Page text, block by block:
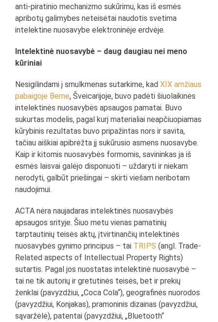
anti-piratinio mechanizmo sukūrimu, kas iš esmės
apribotų galimybes neteisėtai naudotis svetima
intelektine nuosavybe elektroninėje erdvėje.
Intelektinė nuosavybė – daug daugiau nei meno
kūriniai
Nesigilindami į smulkmenas sutarkime, kadXIX amžiaus
pabaigoje Berne, Šveicarijoje, buvo padėti šiuolaikinės
intelektinės nuosavybės apsaugos pamatai. Buvo
sukurtas modelis, pagal kurį materialiai neapčiuopiamas
kūrybinis rezultatas buvo pripažintas nors ir savita,
tačiau aiškiai apibrėžta jį sukūrusio asmens nuosavybe.
Kaip ir kitomis nuosavybės formomis, savininkas ja iš
esmės laisvai galėjo disponuoti – uždaryti ir niekam
nerodyti, galbūt priešingai – skirti viešam neribotam
naudojimui.
ACTA nėra naujadaras intelektinės nuosavybės
apsaugos srityje. Šiuo metu vienas pamatinių
tarptautinių teisės aktų, įtvirtinančių intelektinės
nuosavybės gynimo principus – tai TRIPS (angl. Trade-
Related aspects of Intellectual Property Rights)
sutartis. Pagal jos nuostatas intelektinė nuosavybė –
tai ne tik autorių ir gretutinės teisės, bet ir prekių
ženklai (pavyzdžiui, „Coca Cola“), geografinės nuorodos
(pavyzdžiui, Konjakas), pramoninis dizainas (pavyzdžiui,
sąvaržėlė), patentai (pavyzdžiui, „Bluetooth“